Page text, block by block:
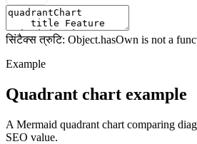
सिंटैक्स त्रुटि: Object.hasOwn is not a
Example
Quadrant chart example
A Mermaid quadrant chart comparing
SEO value.